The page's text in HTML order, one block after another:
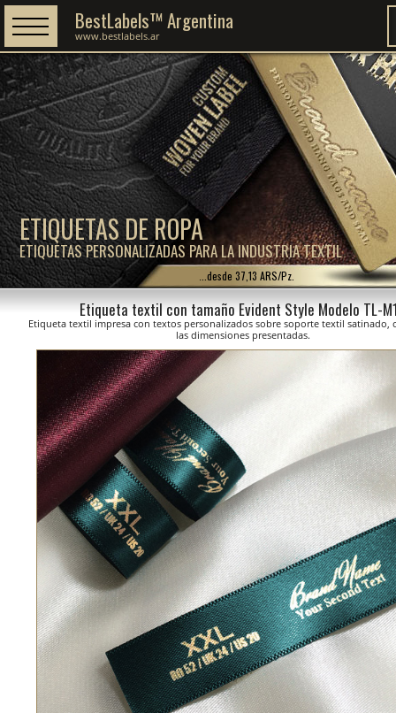
ETIQUETAS DE ROPA
ETIQUETAS PERSONALIZADAS PARA LA INDUSTRIA TEXTIL
BestLabels™ Argentina
www.bestlabels.ar
...desde 37,13 ARS/Pz.
Etiqueta textil con tamaño Evident Style Modelo TL-
Etiqueta textil impresa con textos personalizados sobre soporte textil satinado,
las dimensiones presentadas.